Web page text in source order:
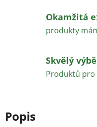
Okamžitá
produkty
Skvělý
Produktů
Popis